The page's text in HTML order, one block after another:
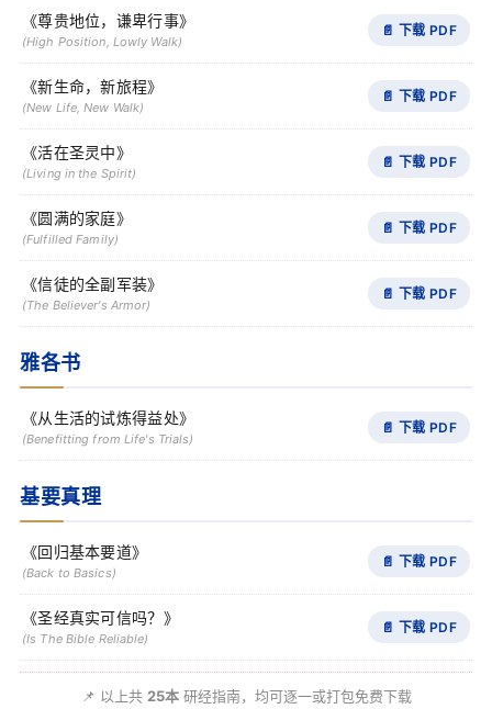
《尊贵地位，谦卑行事》
(High Position, Lowly Walk)
📄 下载 PDF
《新生命，新旅程》
(New Life, New Walk)
📄 下载 PDF
《活在圣灵中》
(Living in the Spirit)
📄 下载 PDF
《圆满的家庭》
(Fulfilled Family)
📄 下载 PDF
《信徒的全副军装》
(The Believer's Armor)
📄 下载 PDF
雅各书
《从生活的试炼得益处》
(Benefitting from Life's Trials)
📄 下载 PDF
基要真理
《回归基本要道》
(Back to Basics)
📄 下载 PDF
《圣经真实可信吗？》
(Is The Bible Reliable)
📄 下载 PDF
📌 以上共 25本研经指南，均可逐一或打包免费下载